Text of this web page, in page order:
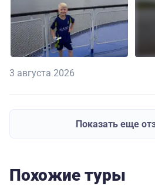
3 августа 2026
Показать еще
Похожие туры